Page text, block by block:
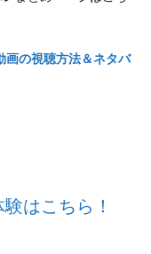
画の視聴方法＆ネタバ
はこちら！